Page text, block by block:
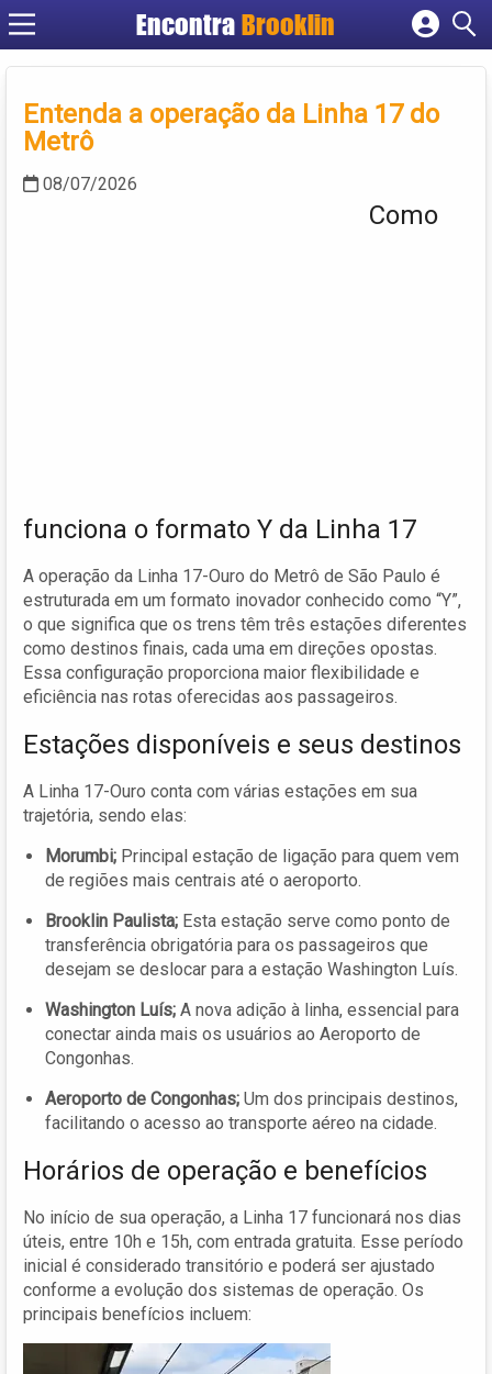
Encontra Brooklin
Cadastrar empresa
Criar conta
Entenda a operação da Linha 17 do
Metrô
08/07/2026
Como
funciona o formato Y da Linha 17
A operação da Linha 17-Ouro do Metrô de São Paulo é
estruturada em um formato inovador conhecido como “Y”,
o que significa que os trens têm três estações diferentes
como destinos finais, cada uma em direções opostas.
Essa configuração proporciona maior flexibilidade e
eficiência nas rotas oferecidas aos passageiros.
Estações disponíveis e seus destinos
A Linha 17-Ouro conta com várias estações em sua
trajetória, sendo elas:
Morumbi; Principal estação de ligação para quem vem
de regiões mais centrais até o aeroporto.
Brooklin Paulista; Esta estação serve como ponto de
transferência obrigatória para os passageiros que
desejam se deslocar para a estação Washington Luís.
Washington Luís; A nova adição à linha, essencial para
conectar ainda mais os usuários ao Aeroporto de
Congonhas.
Aeroporto de Congonhas; Um dos principais destinos,
facilitando o acesso ao transporte aéreo na cidade.
Horários de operação e benefícios
No início de sua operação, a Linha 17 funcionará nos dias
úteis, entre 10h e 15h, com entrada gratuita. Esse período
inicial é considerado transitório e poderá ser ajustado
conforme a evolução dos sistemas de operação. Os
principais benefícios incluem: